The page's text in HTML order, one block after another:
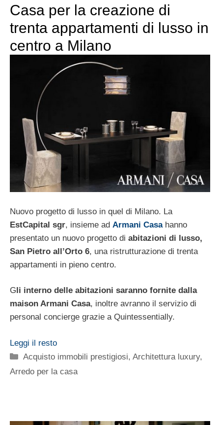
Casa per la creazione di
trenta appartamenti di lusso in
centro a Milano
Nuovo progetto di lusso in quel di Milano. La
EstCapital sgr, insieme ad Armani Casahanno
presentato un nuovo progetto di abitazioni di lusso,
San Pietro all’Orto 6, una ristrutturazione di trenta
appartamenti in pieno centro.
G li interno delle abitazioni saranno fornite dalla
maison Armani Casa, inoltre avranno il servizio di
personal concierge grazie a Quintessentially.
Leggi il resto
Categorie
Acquisto immobili prestigiosi,Architettura luxury,
Arredo per la casa